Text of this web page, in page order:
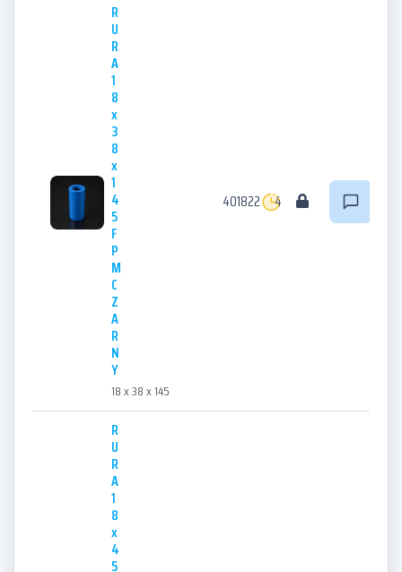
R
U
R
A
1
8
x
3
8
x
1
4
5
F
P
M
C
Z
A
R
N
Y
18 x 38 x 145
401822 4
R
U
R
A
1
8
x
4
5